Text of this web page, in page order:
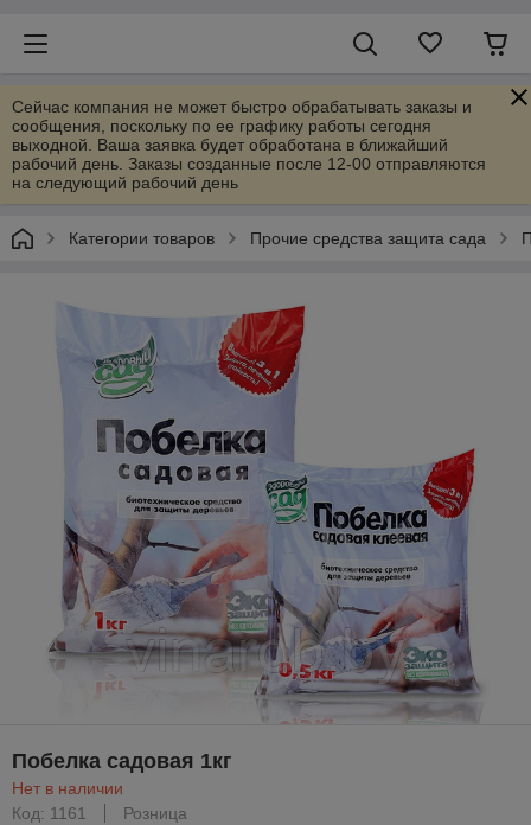
Сейчас компания не может быстро обрабатывать заказы и
сообщения, поскольку по ее графику работы сегодня
выходной. Ваша заявка будет обработана в ближайший
рабочий день. Заказы созданные после 12-00 отправляются
на следующий рабочий день
Категории товаров Прочие средства защита сада
Побелка садовая 1кг
Нет в наличии
Код: 1161
Розница